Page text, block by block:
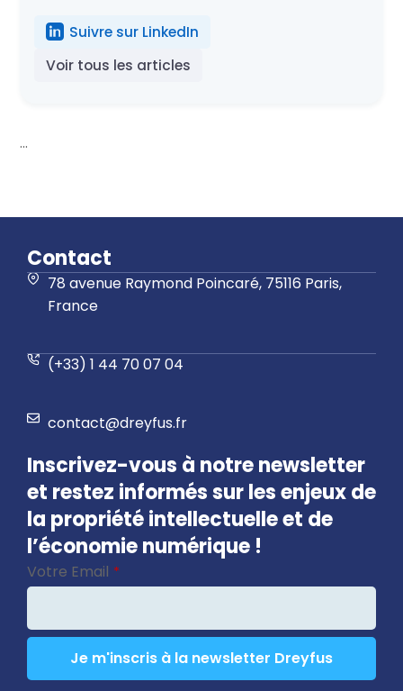
Suivre sur LinkedIn
Voir tous les articles
...
Contact
78 avenue Raymond Poincaré, 75116 Paris,
France
(+33) 1 44 70 07 04
contact@dreyfus.fr
Inscrivez-vous à notre newsletter
et restez informés sur les enjeux de
la propriété intellectuelle et de
l’économie numérique !
Votre Email *
Je m'inscris à la newsletter Dreyfus